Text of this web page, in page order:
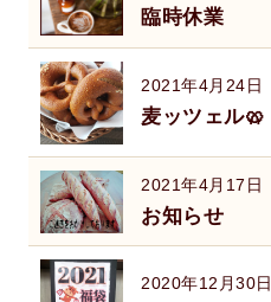
臨時休業
2021年4月24日
麦ッツェル🥨
2021年4月17日
お知らせ
2020年12月30日